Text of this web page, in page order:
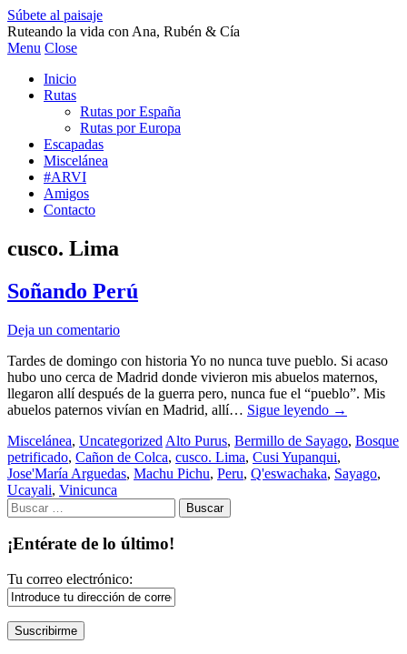
Súbete al paisaje
Ruteando la vida con Ana, Rubén & Cía
Menu Close
Inicio
Rutas
Rutas por España
Rutas por Europa
Escapadas
Miscelánea
#ARVI
Amigos
Contacto
cusco. Lima
Soñando Perú
Deja un comentario
Tardes de domingo con historia Yo no nunca tuve pueblo. Si acaso
hubo uno cerca de Madrid donde vivieron mis abuelos maternos,
llegaron allí después de la guerra pero, nunca fue el “pueblo”. Mis
abuelos paternos vivían en Madrid, allí… Sigue leyendo →
Miscelánea, Uncategorized Alto Purus, Bermillo de Sayago, Bosque
petrificado, Cañon de Colca, cusco. Lima, Cusi Yupanqui,
Jose'María Arguedas, Machu Pichu, Peru, Q'eswachaka, Sayago,
Ucayali, Vinicunca
Buscar:
¡Entérate de lo último!
Tu correo electrónico: